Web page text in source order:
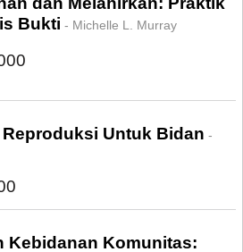
Bukti - Michelle L. Murray
Untuk Bidan -
Kebidanan Komunitas: